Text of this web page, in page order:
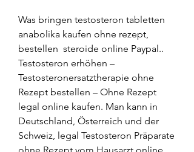
Was bringen testosteron tabletten
anabolika kaufen ohne rezept,
bestellen  steroide online Paypal..
Testosteron erhöhen –
Testosteronersatztherapie ohne
Rezept bestellen – Ohne Rezept
legal online kaufen. Man kann in
Deutschland, Österreich und der
Schweiz, legal Testosteron Präparate